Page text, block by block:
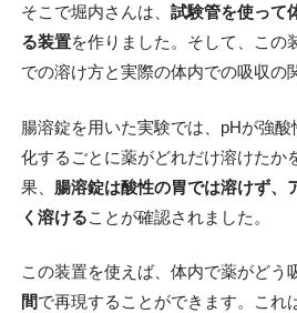
そこで堀内さんは、 試験管を使って
る装置を作りました。そして、この
での溶け方と実際の体内での吸収の
腸溶錠を用いた実験では、pHが強
化するごとに薬がどれだけ溶けたか
果、 腸溶錠は酸性の胃では溶けず、
く溶けることが確認されました。
この装置を使えば、体内で薬がどう
間で再現することができます。これ